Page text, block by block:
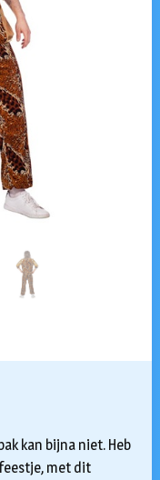
kan bijna niet. Heb
met dit